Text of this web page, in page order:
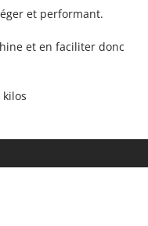
tracteur
et performant.
et en faciliter donc